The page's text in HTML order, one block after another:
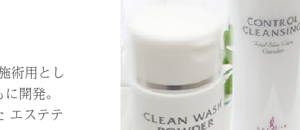
術用とし
開発。
エステテ